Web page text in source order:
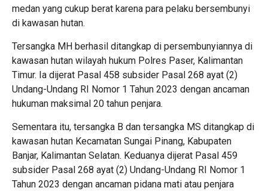
medan yang cukup berat karena para pelaku bersembunyi
di kawasan hutan.
Tersangka MH berhasil ditangkap di persembunyiannya di
kawasan hutan wilayah hukum Polres Paser, Kalimantan
Timur. Ia dijerat Pasal 458 subsider Pasal 268 ayat (2)
Undang-Undang RI Nomor 1 Tahun 2023 dengan ancaman
hukuman maksimal 20 tahun penjara.
Sementara itu, tersangka B dan tersangka MS ditangkap di
kawasan hutan Kecamatan Sungai Pinang, Kabupaten
Banjar, Kalimantan Selatan. Keduanya dijerat Pasal 459
subsider Pasal 268 ayat (2) Undang-Undang RI Nomor 1
Tahun 2023 dengan ancaman pidana mati atau penjara